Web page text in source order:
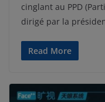
cinglant au PPD
dirigé par la
Read More